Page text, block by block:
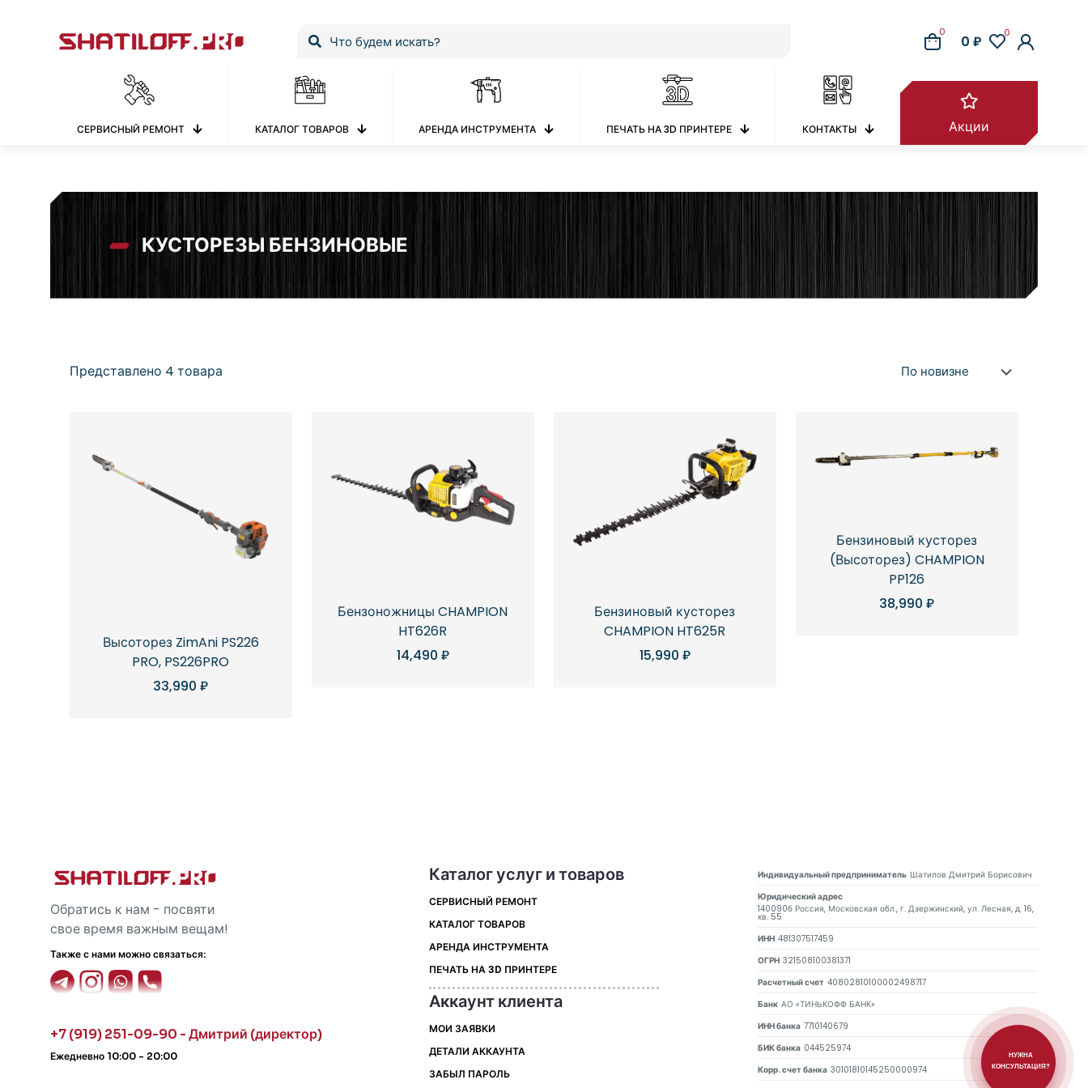
0
0 ₽ 0
СЕРВИСНЫЙ РЕМОНТ КАТАЛОГ ТОВАРОВ АРЕНДА ИНСТРУМЕНТА ПЕЧАТЬ НА 3D ПРИНТЕРЕ КОНТАКТЫ Акции
КУСТОРЕЗЫ БЕНЗИНОВЫЕ
Представлено 4 товара
Высоторез ZimAni PS226
PRO, PS226PRO
33,990₽
Бензоножницы CHAMPION
HT626R
14,490 ₽
Бензиновый кусторез
CHAMPION HT625R
15,990 ₽
Бензиновый кусторез
(Высоторез) CHAMPION
PP126
38,990₽
Обратись к нам - посвяти
свое время важным вещам!
Также с нами можно связаться:
+7 (919) 251-09-90 - Дмитрий (директор)
Ежедневно 10:00 - 20:00
Каталог услуг и товаров
СЕРВИСНЫЙ РЕМОНТ
КАТАЛОГ ТОВАРОВ
АРЕНДА ИНСТРУМЕНТА
ПЕЧАТЬ НА 3D ПРИНТЕРЕ
Аккаунт клиента
МОИ ЗАЯВКИ
ДЕТАЛИ АККАУНТА
ЗАБЫЛ ПАРОЛЬ
Индивидуальный предприниматель Шатилов Дмитрий Борисович
Юридический адрес
140090б Россия, Московская обл., г. Дзержинский, ул. Лесная, д. 16,
кв. 55
ИНН 481307517459
ОГРН 321508100381371
Расчетный счет 40802810100002498717
Банк АО «ТИНЬКОФФ БАНК»
ИНН банка 7710140679
БИК банка 044525974
Корр. счет банка 30101810145250000974
НУЖНА
КОНСУЛЬТАЦИЯ?